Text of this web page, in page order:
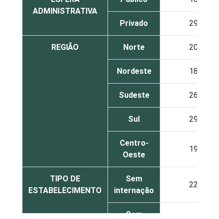
ADMINISTRATIVA
Privado 29
REGIÃO Norte 20
Nordeste 18
Sudeste 26
Sul 29
Centro-
Oeste
19
TIPO DE
ESTABELECIMENTO
Sem
internação
22
Com